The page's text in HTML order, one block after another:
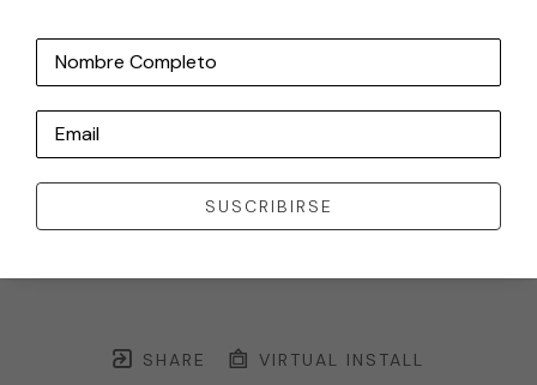
SHARE VIRTUAL INSTALL
Nombre Completo
Email
SUSCRIBIRSE